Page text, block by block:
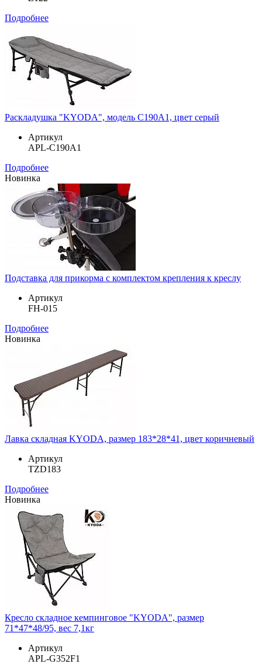
Подробнее
Раскладушка "KYODA", модель C190A1, цвет серый
Артикул
APL-C190A1
Подробнее
Новинка
Подставка для прикорма с комплектом крепления к креслу
Артикул
FH-015
Подробнее
Новинка
Лавка складная KYODA, размер 183*28*41, цвет коричневый
Артикул
TZD183
Подробнее
Новинка
Кресло складное кемпинговое "KYODA", размер
71*47*48/95, вес 7,1кг
Артикул
APL-G352F1